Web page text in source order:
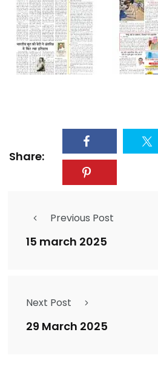
Share:
Previous Post
15 march 2025
Next Post
29 March 2025